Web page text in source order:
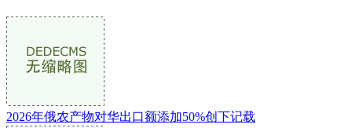
2026年俄农产物对华出口额添加50%创下记载